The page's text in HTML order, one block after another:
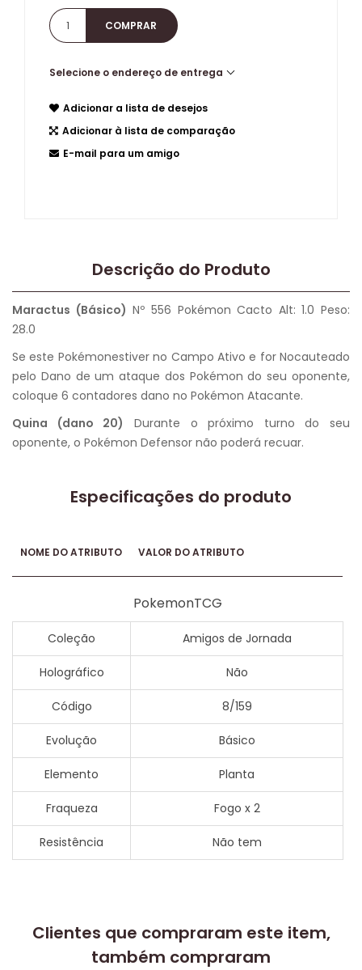
Selecione o endereço de entrega
Adicionar a lista de desejos
Adicionar à lista de comparação
E-mail para um amigo
Descrição do Produto
Maractus (Básico) Nº 556 Pokémon Cacto Alt: 1.0 Peso:
28.0
Se este Pokémonestiver no Campo Ativo e for Nocauteado
pelo Dano de um ataque dos Pokémon do seu oponente,
coloque 6 contadores dano no Pokémon Atacante.
Quina (dano 20)
Durante o próximo turno do seu
oponente, o Pokémon Defensor não poderá recuar.
Especificações do produto
NOME DO ATRIBUTO VALOR DO ATRIBUTO
PokemonTCG
Coleção Amigos de Jornada
Holográfico Não
Código 8/159
Evolução Básico
Elemento Planta
Fraqueza Fogo x 2
Resistência Não tem
Clientes que compraram este item,
também compraram